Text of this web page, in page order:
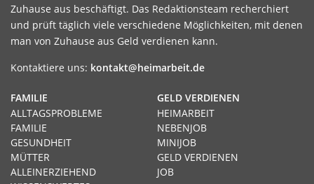
Zuhause aus beschäftigt. Das Redaktionsteam recherchiert
und prüft täglich viele verschiedene Möglichkeiten, mit denen
man von Zuhause aus Geld verdienen kann.
Kontaktiere uns: kontakt@heimarbeit.de
GELD VERDIENEN
HEIMARBEIT
NEBENJOB
MINIJOB
GELD VERDIENEN
JOB
FAMILIE
ALLTAGSPROBLEME
FAMILIE
GESUNDHEIT
MÜTTER
ALLEINERZIEHEND